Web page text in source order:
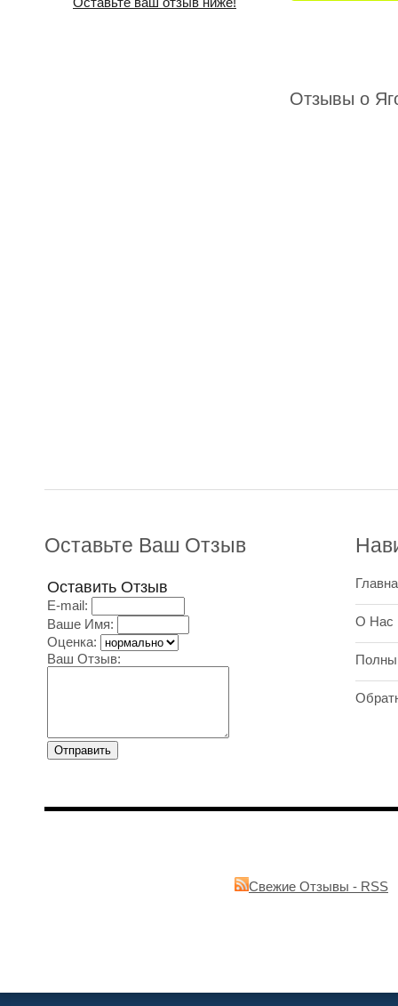
Отзывы о
Оставьте Ваш Отзыв
Оставить Отзыв
E-mail:
Ваше Имя:
Оценка:
Ваш Отзыв:
О Нас
Свежие Отзывы - RSS